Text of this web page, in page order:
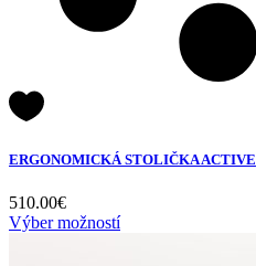
ERGONOMICKÁ STOLIČKA ACTIVE
510.00€
Výber možností